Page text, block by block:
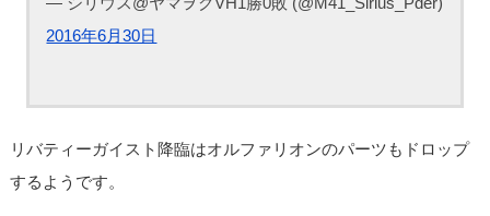
2016年6月30日
リバティーガイスト降臨はオルファリオンのパーツもドロップ
するようです。